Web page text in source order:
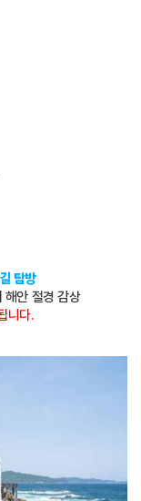
탐방
해안 절경 감상
니다.